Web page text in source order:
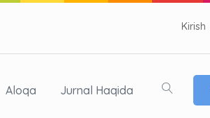
Kirish
Aloqa Jurnal Haqida